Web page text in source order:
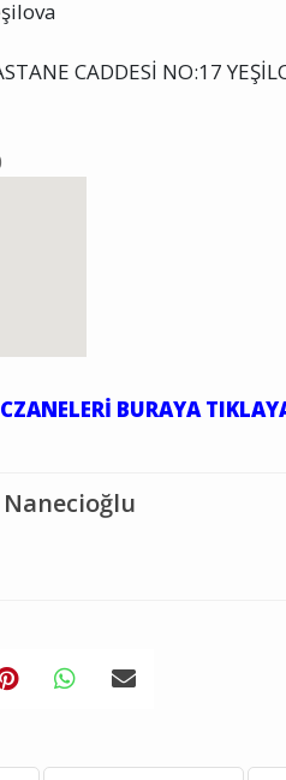
CADDESİ NO:17
BURAYA
Nanecioğlu